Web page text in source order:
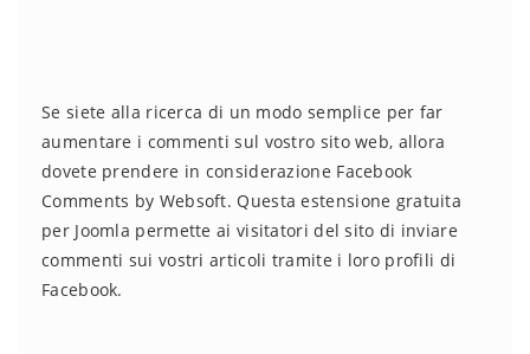
Se siete alla ricerca di un modo semplice per far
aumentare i commenti sul vostro sito web, allora
dovete prendere in considerazione Facebook
Comments by Websoft. Questa estensione gratuita
per Joomla permette ai visitatori del sito di inviare
commenti sui vostri articoli tramite i loro profili di
Facebook.